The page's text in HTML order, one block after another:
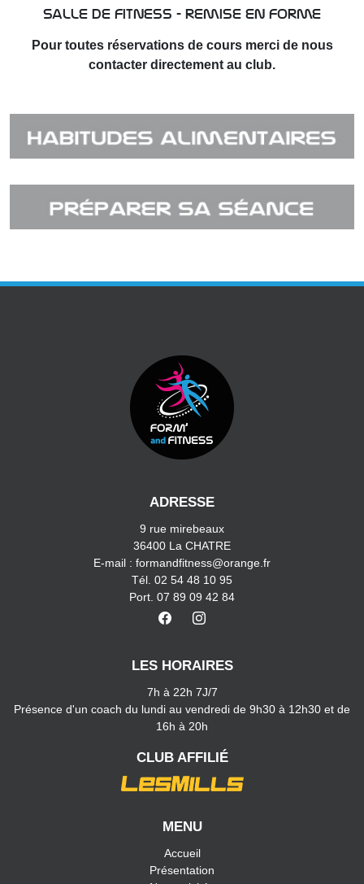
salle de fitness - remise en forme
Pour toutes réservations de cours merci de nous
contacter directement au club.
ADRESSE
9 rue mirebeaux
36400 La CHATRE
E-mail : formandfitness@orange.fr
Tél. 02 54 48 10 95
Port. 07 89 09 42 84
LES HORAIRES
7h à 22h 7J/7
Présence d'un coach du lundi au vendredi de 9h30 à 12h30 et de
16h à 20h
CLUB AFFILIÉ
MENU
Accueil
Présentation